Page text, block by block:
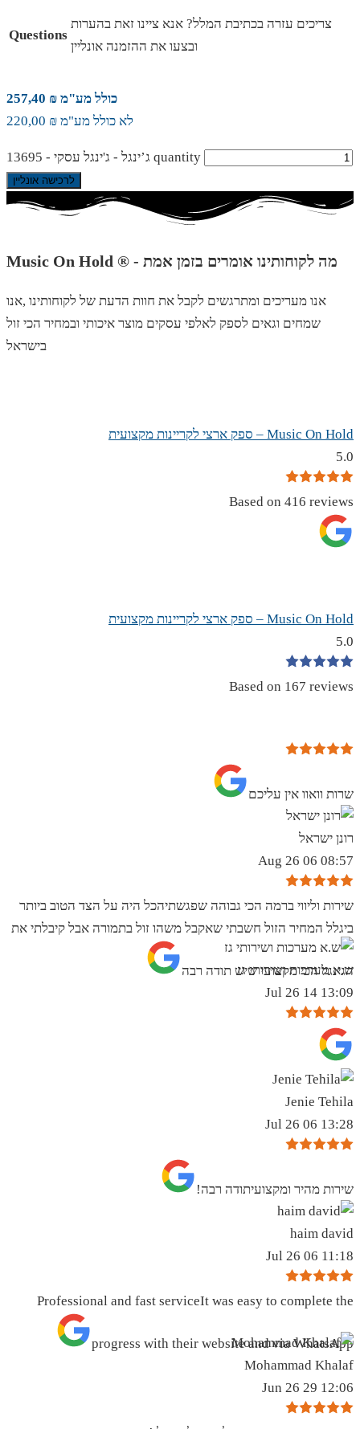
Questions
צריכים עזרה בכתיבת המלל? אנא ציינו זאת בהערות
ובצעו את ההזמנה אונליין
כולל מע"מ ₪ 257,40
לא כולל מע"מ ₪ 220,00
ג’ינגל - ג'ינגל עסקי - 13695 quantity
לרכישה אונליין
Music On Hold ® - מה לקוחותינו אומרים בזמן אמת
אנו מעריכים ומתרגשים לקבל את חוות הדעת של לקוחותינו ,אנו
שמחים וגאים לספק לאלפי עסקים מוצר איכותי ובמחיר הכי זול
בישראל
Music On Hold – ספק ארצי לקריינות מקצועית
5.0
Based on 416 reviews
Music On Hold – ספק ארצי לקריינות מקצועית
5.0
Based on 167 reviews
שרות וואוו אין עליכם
רונן ישראל
08:57 06 Aug 26
שירות וליווי ברמה הכי גבוהה שפגשתיהכל היה על הצד הטוב ביותר
ביגלל המחיר הזול חשבתי שאקבל משהו זול בתמורה אבל קיבלתי את
הגינגל הכי מקצועי שיש תודה רבה
ש.א מערכות ושירותי גז
13:09 14 Jul 26
Jenie Tehila
13:28 06 Jul 26
שירות מהיר ומקצועיתודה רבה!
haim david
11:18 06 Jul 26
Professional and fast serviceIt was easy to complete the
progress with their website and via WhatsApp
Mohammad Khalaf
12:06 29 Jun 26